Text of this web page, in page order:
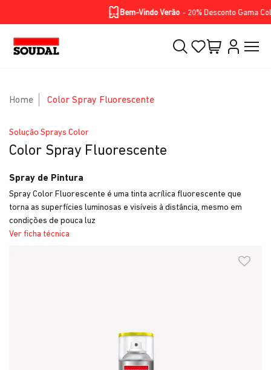
Produtos BIKE RANGE
Bem-Vindo Verão- 20% Desconto Gama
Home Color Spray Fluorescente
Solução Sprays Color
Color Spray Fluorescente
Spray de Pintura
Spray Color Fluorescente é uma tinta acrílica fluorescente que
torna as superfícies luminosas e visíveis à distância, mesmo em
condições de pouca luz
Ver ficha técnica